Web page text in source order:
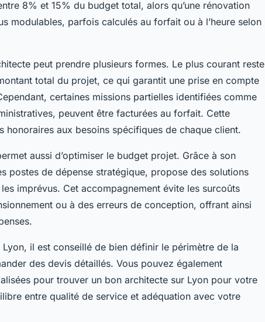
8% et 15% du budget total, alors qu’une rénovation
modulables, parfois calculés au forfait ou à l’heure selon
peut prendre plusieurs formes. Le plus courant reste
total du projet, ce qui garantit une prise en compte
certaines missions partielles identifiées comme
peuvent être facturées au forfait. Cette
honoraires aux besoins spécifiques de chaque client.
aussi d’optimiser le budget projet. Grâce à son
postes de dépense stratégique, propose des solutions
imprévus. Cet accompagnement évite les surcoûts
ou à des erreurs de conception, offrant ainsi
il est conseillé de bien définir le périmètre de la
des devis détaillés. Vous pouvez également
pour trouver un bon architecte sur Lyon pour votre
entre qualité de service et adéquation avec votre